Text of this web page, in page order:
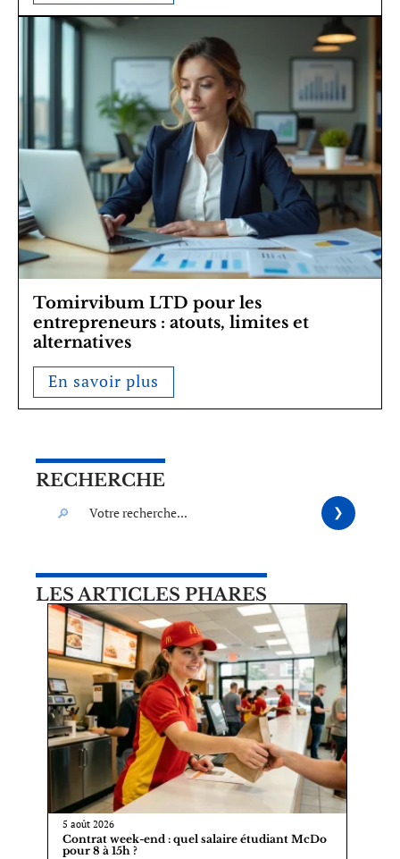
Tomirvibum LTD pour les
entrepreneurs : atouts, limites et
alternatives
En savoir plus
RECHERCHE
LES ARTICLES PHARES
5 août 2026
Contrat week-end : quel salaire étudiant McDo
pour 8 à 15h ?